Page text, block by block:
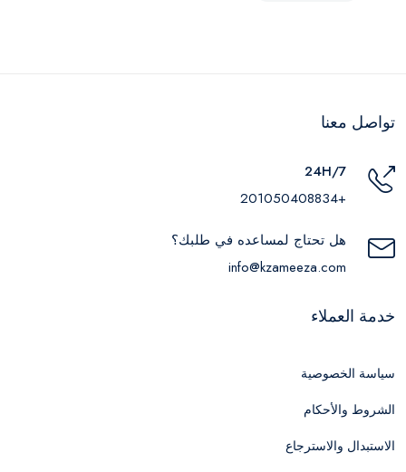
تواصل معنا
24H/7
+201050408834
هل تحتاج لمساعده في طلبك؟
info@kzameeza.com
خدمة العملاء
سياسة الخصوصية
الشروط والأحكام
الاستبدال والاسترجاع